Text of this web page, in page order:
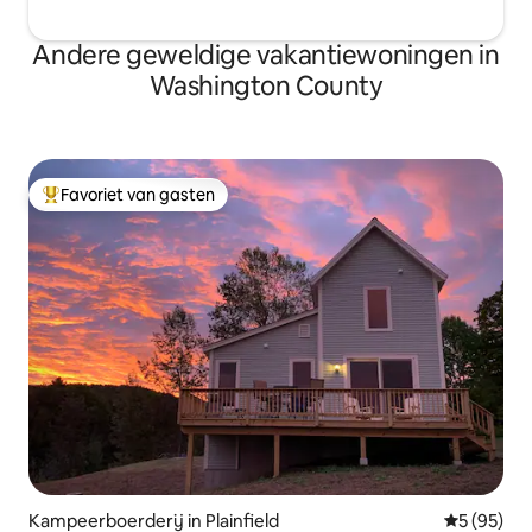
Andere geweldige vakantiewoningen in
Washington County
Topfavoriet van gasten
Favoriet van gasten
Kampeerboerderij in Plainfield
5 (95)